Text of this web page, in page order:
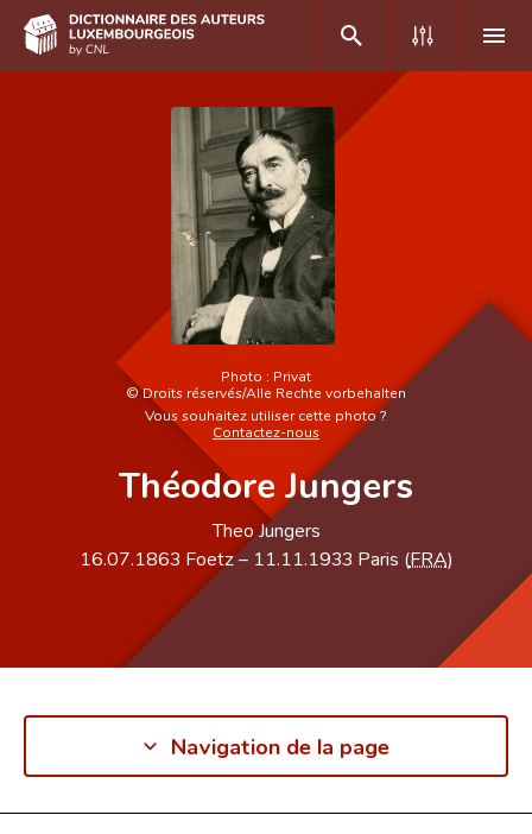
Recherche avancée
Foire aux questions
Photo : Privat
©Droits réservés/Alle Rechte vorbehalten
Vous souhaitez utiliser cette photo ?
Contactez-nous
Théodore Jungers
Theo Jungers
16.07.1863 Foetz– 11.11.1933 Paris (FRA)
Navigation de la page